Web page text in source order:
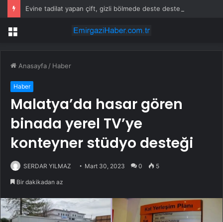
Menü
Anasayfa / Haber
Haber
Malatya’da hasar gören
binada yerel TV’ye
konteyner stüdyo desteği
SERDAR YILMAZ Mart 30, 2023 0 5
Bir dakikadan az